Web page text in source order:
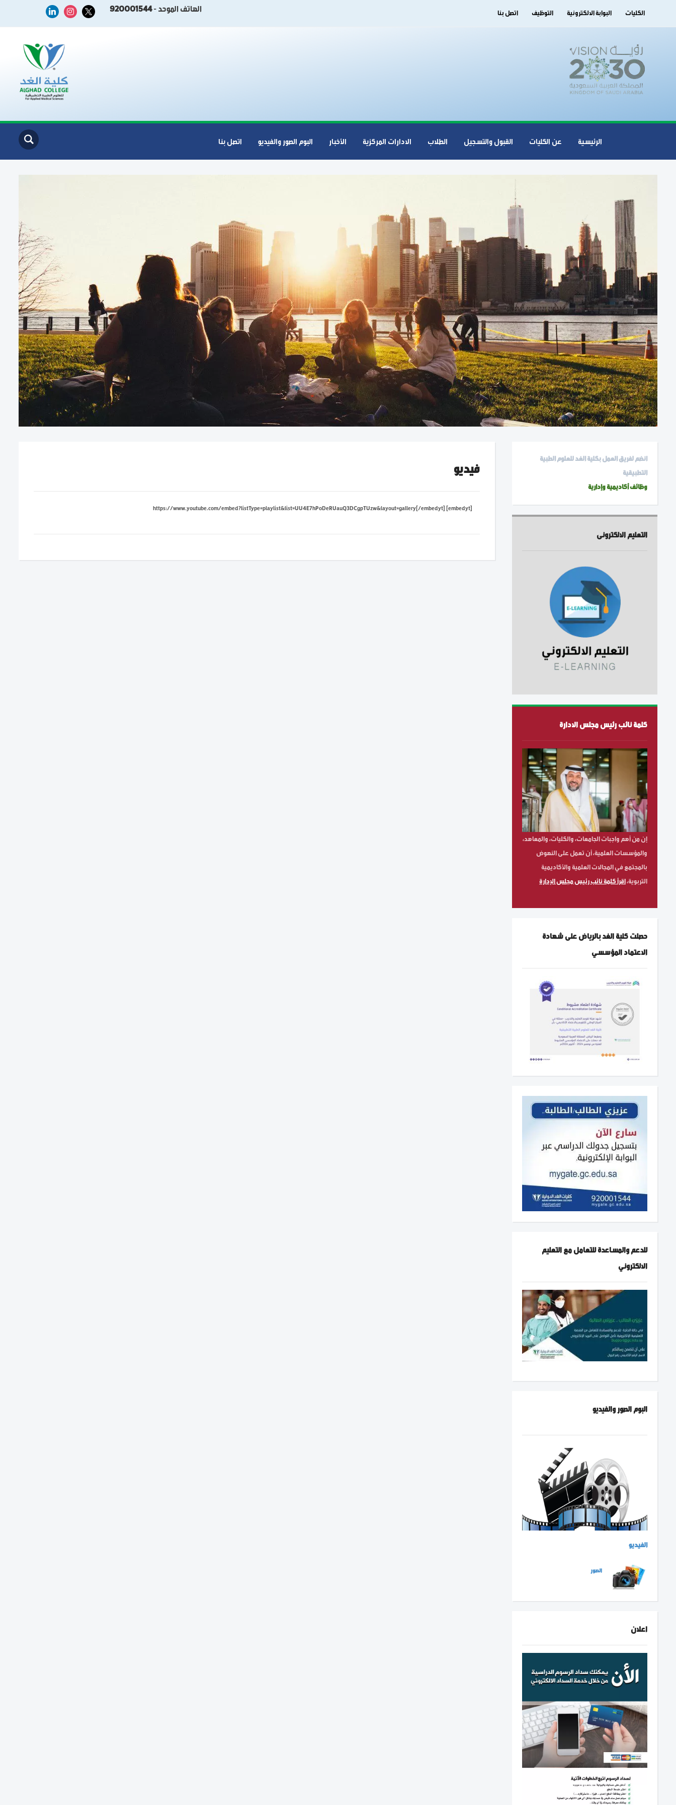
الكليات البوابة الالكترونية التوظيف اتصل بنا x
instagram
linkedin الهاتف الموحد -920001544
الرئيسية عن الكليات القبول والتسجيل الطلاب الادارات المركزية الأخبار البوم الصور والفيديو اتصل بنا
انضم لفريق العمل بكلية الغد للعلوم الطبية
التطبيقية
وظائف أكاديمية وإدارية
التعليم الالكترونى
كلمة نائب رئيس مجلس الادارة
إن من أهم واجبات الجامعات، والكليات، والمعاهد،
والمؤسسات العلمية، أن تعمل على النهوض
بالمجتمع في المجالات العلمية والأكاديمية
التربوية،اقرأ كلمة نائب رئيس مجلس الإدارة
حصلت كلية الغد بالرياض على شهادة
الاعتماد المؤسسي
للدعم والمساعدة للتعامل مع التعليم
الالكتروني
البوم الصور والفيديو
الفيديو
الصور
اعلان
فيديو
[embedyt] https://www.youtube.com/embed?listType=playlist&list=UU4E7hPoDeRUauQ3DCgpTUzw&layout=gallery[/embedyt]